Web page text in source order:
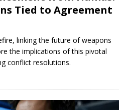
Tied to Agreement
linking the future of weapons
the implications of this pivotal
conflict resolutions.